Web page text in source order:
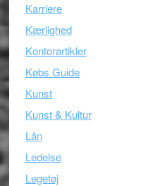
Karriere
Kærlighed
Kontorartikler
Købs Guide
Kunst
Kunst & Kultur
Lån
Ledelse
Legetøj